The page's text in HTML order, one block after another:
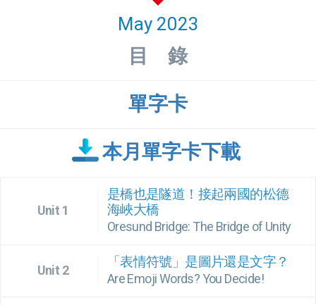
May 2023
目 錄
單字卡
本月單字卡下載
Unit 1
是橋也是隧道！接起兩國的松德
海峽大橋
Oresund Bridge: The Bridge of Unity
Unit 2
「表情符號」是圖片還是文字？
Are Emoji Words? You Decide!